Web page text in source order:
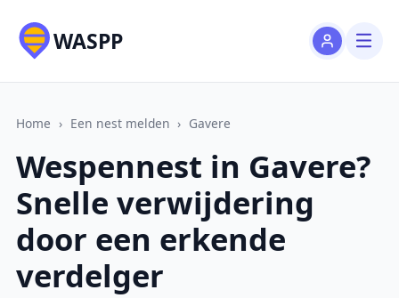
WASPP
Home › Een nest melden › Gavere
Wespennest in Gavere?
Snelle verwijdering
door een erkende
verdelger